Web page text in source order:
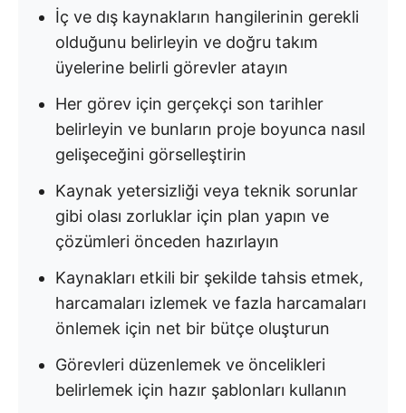
İç ve dış kaynakların hangilerinin gerekli
olduğunu belirleyin ve doğru takım
üyelerine belirli görevler atayın
Her görev için gerçekçi son tarihler
belirleyin ve bunların proje boyunca nasıl
gelişeceğini görselleştirin
Kaynak yetersizliği veya teknik sorunlar
gibi olası zorluklar için plan yapın ve
çözümleri önceden hazırlayın
Kaynakları etkili bir şekilde tahsis etmek,
harcamaları izlemek ve fazla harcamaları
önlemek için net bir bütçe oluşturun
Görevleri düzenlemek ve öncelikleri
belirlemek için hazır şablonları kullanın